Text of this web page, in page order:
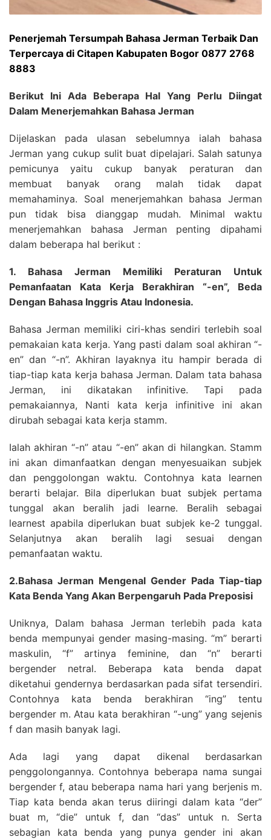
Penerjemah Tersumpah Bahasa Jerman Terbaik Dan
Terpercaya di Citapen Kabupaten Bogor 0877 2768
8883
Berikut Ini Ada Beberapa Hal Yang Perlu Diingat
Dalam Menerjemahkan Bahasa Jerman
Dijelaskan pada ulasan sebelumnya ialah bahasa
Jerman yang cukup sulit buat dipelajari. Salah satunya
pemicunya yaitu cukup banyak peraturan dan
membuat banyak orang malah tidak dapat
memahaminya. Soal menerjemahkan bahasa Jerman
pun tidak bisa dianggap mudah. Minimal waktu
menerjemahkan bahasa Jerman penting dipahami
dalam beberapa hal berikut :
1. Bahasa Jerman Memiliki Peraturan Untuk
Pemanfaatan Kata Kerja Berakhiran “-en”, Beda
Dengan Bahasa Inggris Atau Indonesia.
Bahasa Jerman memiliki ciri-khas sendiri terlebih soal
pemakaian kata kerja. Yang pasti dalam soal akhiran “-
en” dan “-n”. Akhiran layaknya itu hampir berada di
tiap-tiap kata kerja bahasa Jerman. Dalam tata bahasa
Jerman, ini dikatakan infinitive. Tapi pada
pemakaiannya, Nanti kata kerja infinitive ini akan
dirubah sebagai kata kerja stamm.
Ialah akhiran “-n” atau “-en” akan di hilangkan. Stamm
ini akan dimanfaatkan dengan menyesuaikan subjek
dan penggolongan waktu. Contohnya kata learnen
berarti belajar. Bila diperlukan buat subjek pertama
tunggal akan beralih jadi learne. Beralih sebagai
learnest apabila diperlukan buat subjek ke-2 tunggal.
Selanjutnya akan beralih lagi sesuai dengan
pemanfaatan waktu.
2.Bahasa Jerman Mengenal Gender Pada Tiap-tiap
Kata Benda Yang Akan Berpengaruh Pada Preposisi
Uniknya, Dalam bahasa Jerman terlebih pada kata
benda mempunyai gender masing-masing. “m” berarti
maskulin, “f” artinya feminine, dan “n” berarti
bergender netral. Beberapa kata benda dapat
diketahui gendernya berdasarkan pada sifat tersendiri.
Contohnya kata benda berakhiran “ing” tentu
bergender m. Atau kata berakhiran “-ung” yang sejenis
f dan masih banyak lagi.
Ada lagi yang dapat dikenal berdasarkan
penggolongannya. Contohnya beberapa nama sungai
bergender f, atau beberapa nama hari yang berjenis m.
Tiap kata benda akan terus diiringi dalam kata “der”
buat m, “die” untuk f, dan “das” untuk n. Serta
sebagian kata benda yang punya gender ini akan